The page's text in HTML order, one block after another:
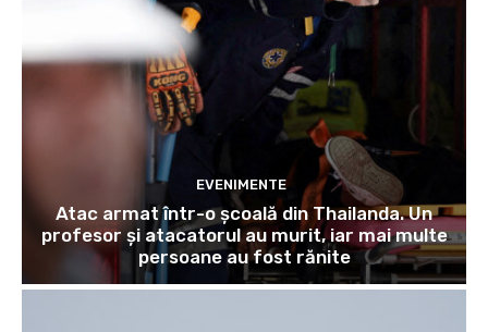
EVENIMENTE
Atac armat într-o școală din Thailanda. Un
profesor și atacatorul au murit, iar mai multe
persoane au fost rănite